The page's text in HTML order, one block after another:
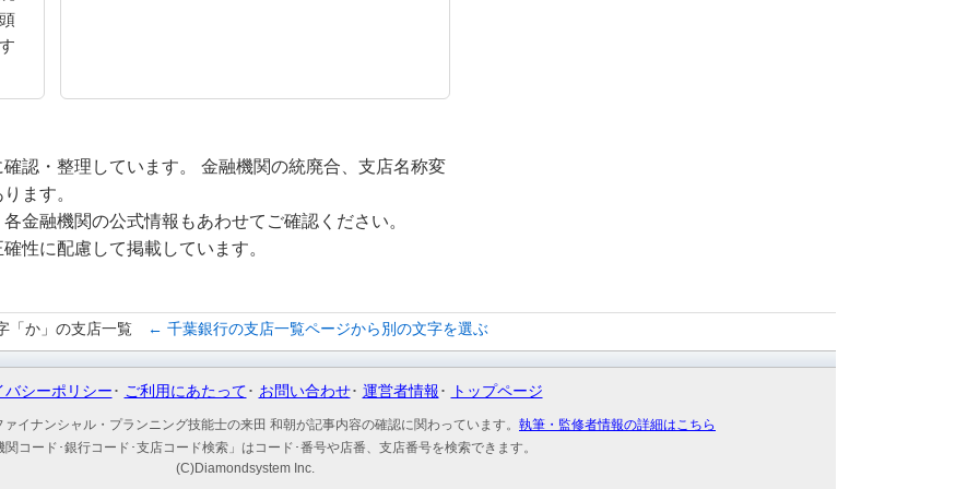
認・整理しています。 金融機関の統廃合、支店名称変
ます。
金融機関の公式情報もあわせてご確認ください。
性に配慮して掲載しています。
「か」の支店一覧 ← 千葉銀行の支店一覧ページから別の文字を選ぶ
バシーポリシー ご利用にあたって お問い合わせ 運営者情報 トップページ
イナンシャル・プランニング技能士の来田 和朝が記事内容の確認に関わっています。 執筆・監修者情報の詳細はこちら
関コード･銀行コード･支店コード検索」はコード･番号や店番、支店番号を検索できます。
(C)Diamondsystem Inc.